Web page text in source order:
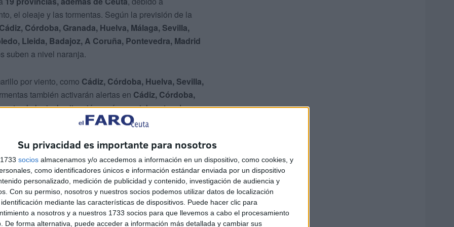
Su privacidad es importante para nosotros
socios almacenamos y/o accedemos a información en un dispositivo, como cookies, y
como identificadores únicos e información estándar enviada por un dispositivo
personalizado, medición de publicidad y contenido, investigación de audiencia y
Con su permiso, nosotros y nuestros socios podemos utilizar datos de localización
mediante las características de dispositivos. Puede hacer clic para
a nosotros y a nuestros 1733 socios para que llevemos a cabo el procesamiento
De forma alternativa, puede acceder a información más detallada y cambiar sus
el oleaje y las tormentas. Según la previsión de la
Cádiz, Córdoba, Granada, Huelva, Málaga, Sevilla,
Lleida, Badajoz, A Coruña, Pontevedra, Madrid
suben a nivel naranja.
por viento, como Cádiz, Córdoba, Huelva, Sevilla,
también activarán alertas en Cádiz, Córdoba,
al oleaje, la situación será especialmente adversa
persistirá el nivel amarillo.
al noroeste de la Península, lo que
zonas, aunque por la tarde se abrirán claros en